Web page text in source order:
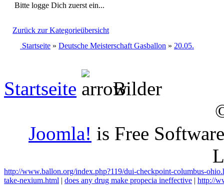
Bitte logge Dich zuerst ein...
Zurück zur Kategorieübersicht
Startseite » Deutsche Meisterschaft Gasballon » 20.05.
Startseite
Bilder
Joomla! is Free
http://www.ballon.org/index.php?119/dui-checkpoint-columbus-
take-nexium.html | does any drug make propecia ineffective | http://